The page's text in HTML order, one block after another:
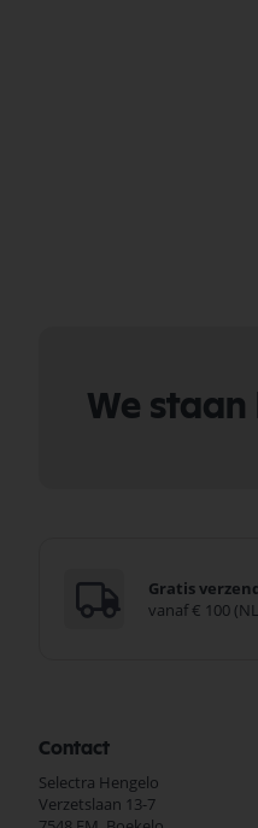
We staan
Gratis
vanaf € 100
Contact
Selectra Hengelo
Verzetslaan 13-7